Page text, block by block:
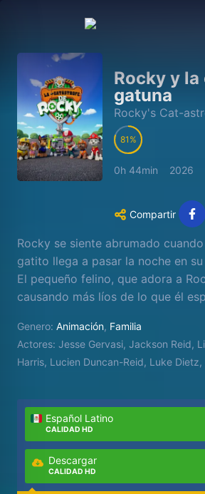
Rocky y
gatuna
Rocky's Cat-
81
0h 44min 2026
Compartir
Rocky se siente abrumado
gatito llega a pasar la noche en
El pequeño felino, que adora a
causando más líos de lo que él
Genero: Animación, Familia
Actores: Jesse Gervasi, Jackson Reid,
Harris, Lucien Duncan-Reid, Luke
Español Latino
CALIDAD HD
Descargar
CALIDAD HD